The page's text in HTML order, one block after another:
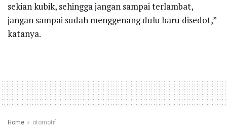
sekian kubik, sehingga jangan sampai terlambat,
jangan sampai sudah menggenang dulu baru disedot,”
katanya.
Home otomotif